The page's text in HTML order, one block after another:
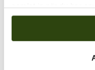
samlat in när du har
Hör
med
Vi